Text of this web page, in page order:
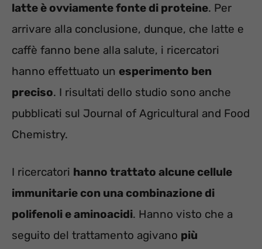
latte è ovviamente fonte di proteine. Per
arrivare alla conclusione, dunque, che latte e
caffè fanno bene alla salute, i ricercatori
hanno effettuato un esperimento ben
preciso. I risultati dello studio sono anche
pubblicati sul Journal of Agricultural and Food
Chemistry.
I ricercatori hanno trattato alcune cellule
immunitarie con una combinazione di
polifenoli e aminoacidi. Hanno visto che a
seguito del trattamento agivano più